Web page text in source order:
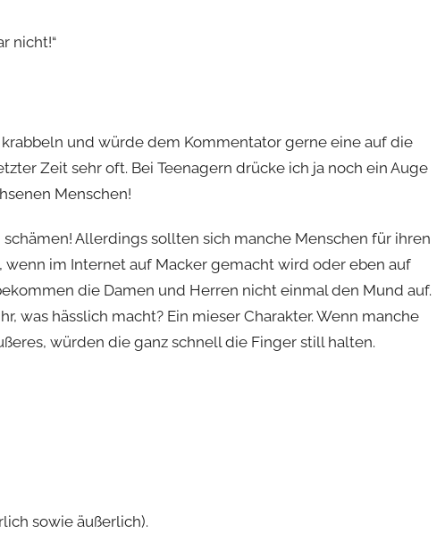
nicht!“
und würde dem Kommentator gerne eine auf die
Zeit sehr oft. Bei Teenagern drücke ich ja noch ein Auge
Menschen!
schämen! Allerdings sollten sich manche Menschen für ihren
wenn im Internet auf Macker gemacht wird oder eben auf
die Damen und Herren nicht einmal den Mund auf.
was hässlich macht? Ein mieser Charakter. Wenn manche
würden die ganz schnell die Finger still halten.
sowie äußerlich).